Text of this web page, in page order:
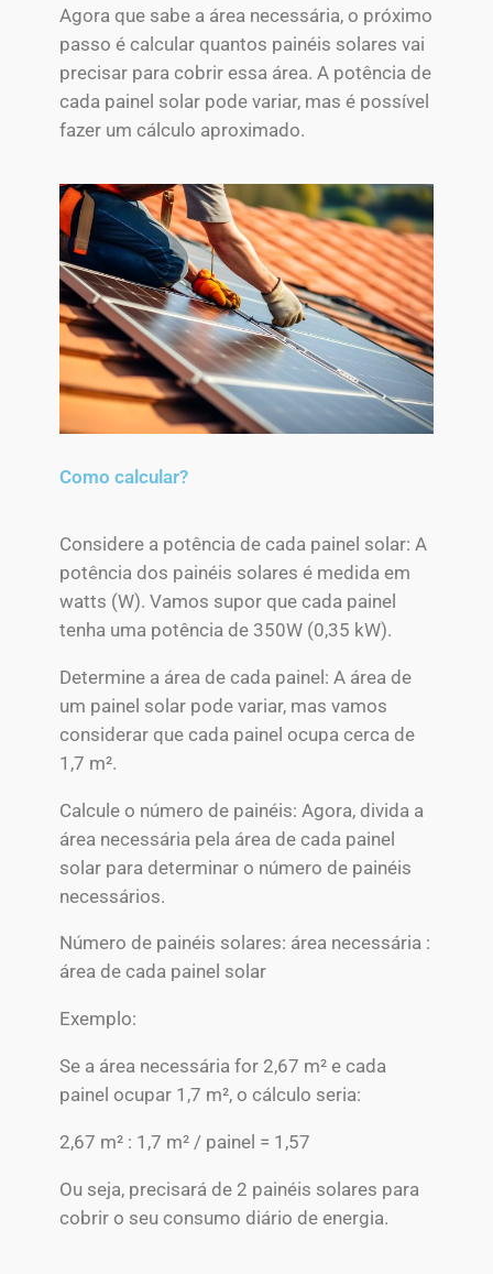
Agora que sabe a área necessária, o próximo
passo é calcular quantos painéis solares vai
precisar para cobrir essa área. A potência de
cada painel solar pode variar, mas é possível
fazer um cálculo aproximado.
Como calcular?
Considere a potência de cada painel solar: A
potência dos painéis solares é medida em
watts (W). Vamos supor que cada painel
tenha uma potência de 350W (0,35 kW).
Determine a área de cada painel: A área de
um painel solar pode variar, mas vamos
considerar que cada painel ocupa cerca de
1,7 m².
Calcule o número de painéis: Agora, divida a
área necessária pela área de cada painel
solar para determinar o número de painéis
necessários.
Número de painéis solares: área necessária :
área de cada painel solar
Exemplo:
Se a área necessária for 2,67 m² e cada
painel ocupar 1,7 m², o cálculo seria:
2,67 m² : 1,7 m² / painel = 1,57
Ou seja, precisará de 2 painéis solares para
cobrir o seu consumo diário de energia.